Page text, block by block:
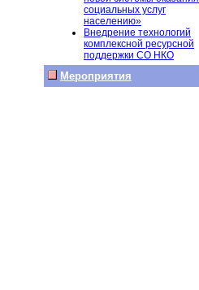
социальных услуг
населению»
Внедрение технологий
комплексной ресурсной
поддержки СО НКО
Мероприятия